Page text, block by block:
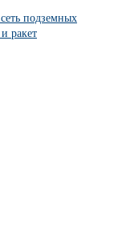
подземных
ракет